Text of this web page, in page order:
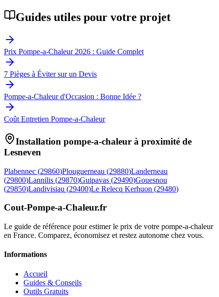
Guides utiles pour votre projet
Prix Pompe-a-Chaleur 2026 : Guide Complet
7 Pièges à Éviter sur un Devis
Pompe-a-Chaleur d'Occasion : Bonne Idée ?
Coût Entretien Pompe-a-Chaleur
Installation pompe-a-chaleur à proximité de
Lesneven
Plabennec (29860)Plouguerneau (29880)Landerneau
(29800)Lannilis (29870)Guipavas (29490)Gouesnou
(29850)Landivisiau (29400)Le Relecq Kerhuon (29480)
Cout-Pompe-a-Chaleur.fr
Le guide de référence pour estimer le prix de votre pompe-a-chaleur
en France. Comparez, économisez et restez autonome chez vous.
Informations
Accueil
Guides & Conseils
Outils Gratuits